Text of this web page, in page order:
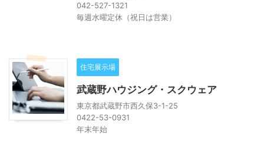
042-527-1321
毎週水曜定休（祝日は営業）
住宅展示場
武蔵野ハウジング・スクウェア
東京都武蔵野市西久保3-1-25
0422-53-0931
年末年始